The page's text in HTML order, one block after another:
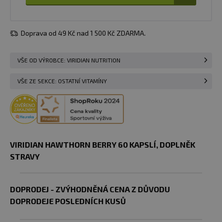
Doprava od 49 Kč nad 1 500 Kč ZDARMA.
VŠE OD VÝROBCE: VIRIDIAN NUTRITION
VŠE ZE SEKCE: OSTATNÍ VITAMÍNY
VIRIDIAN HAWTHORN BERRY 60 KAPSLÍ, DOPLNĚK
STRAVY
DOPRODEJ - ZVÝHODNĚNÁ CENA Z DŮVODU
DOPRODEJE POSLEDNÍCH KUSŮ